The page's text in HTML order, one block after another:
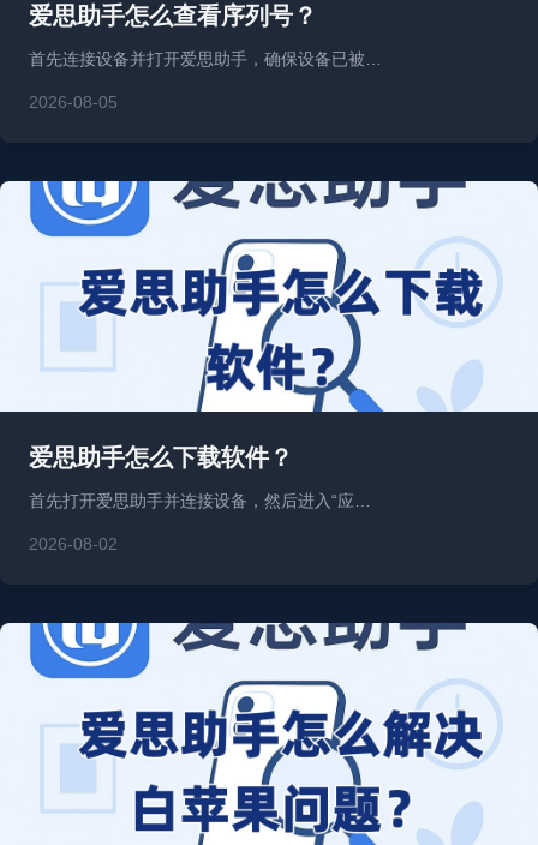
爱思助手怎么查看序列号？
首先连接设备并打开爱思助手，确保设备已被…
2026-08-05
爱思助手怎么下载软件？
首先打开爱思助手并连接设备，然后进入“应…
2026-08-02